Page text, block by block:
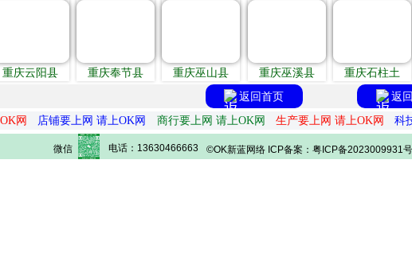
重庆云阳县 重庆奉节县 重庆巫山县 重庆巫溪县 重庆石柱土
返回首页
返
网 店铺要上网 请上OK网 商行要上网 请上OK网 生产要上网 请上OK网 科
微信 电话：13630466663 ©OK新蓝网络 ICP备案：粤ICP备2023009931